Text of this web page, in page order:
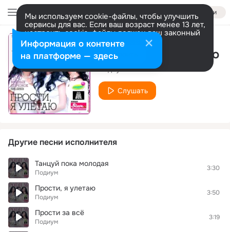
Войти
Мы используем cookie-файлы, чтобы улучшить
сервисы для вас. Если ваш возраст менее 13 лет,
настроить cookie-файлы должен ваш законный
представитель. Больше информации
Разрешить все Настроить
Осень тоже хорошо
Подиум
Слушать
Другие песни исполнителя
Танцуй пока молодая
Подиум
3:30
Прости, я улетаю
Подиум
3:50
Прости за всё
Подиум
3:19
Информация о контенте
на платформе — здесь